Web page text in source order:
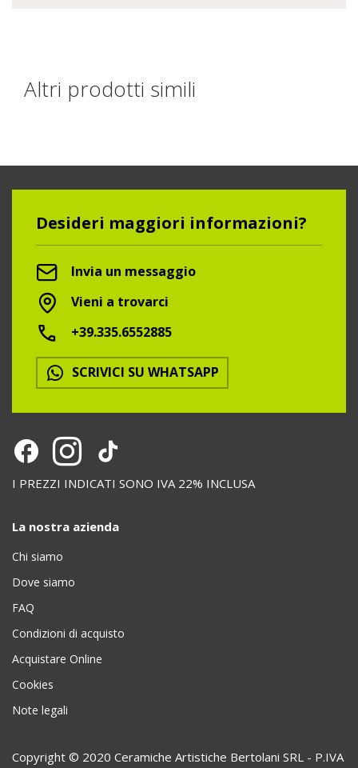
Altri prodotti simili
Desideri maggiori informazioni?
Invia un messaggio
Vieni a trovarci
+39.335.6552885
SCRIVICI SU WHATSAPP
I PREZZI INDICATI SONO IVA 22% INCLUSA
La nostra azienda
Chi siamo
Dove siamo
FAQ
Condizioni di acquisto
Acquistare Online
Cookies
Note legali
Copyright © 2020 Ceramiche Artistiche Bertolani SRL - P.IVA